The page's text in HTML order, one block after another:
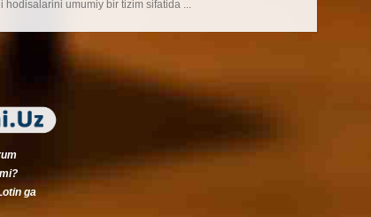
umumiy bir tizim sifatida ...
ga